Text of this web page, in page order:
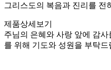
그리스도의 복음과 진리를 전
제품상세보기
주님의 은혜와 사랑 앞에 감
를 위해 기도와 성원을 부탁드